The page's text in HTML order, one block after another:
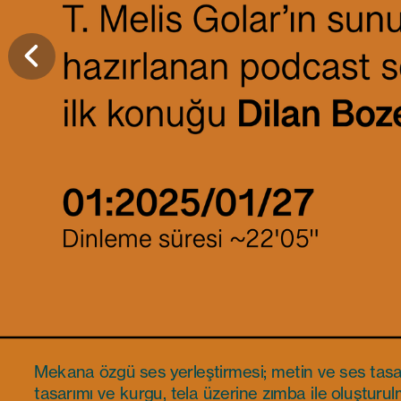
Site-specific sound installation; text and sound
sound design and editing stapled patterns on
Mekana özgü ses yerleştirmesi; metin ve ses
tasarımı ve kurgu, tela üzerine zımba ile